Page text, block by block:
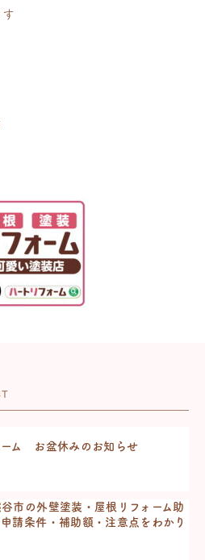
ーム お盆休みのお知らせ
谷市の外壁塗装・屋根リフォーム助
請条件・補助額・注意点をわかり